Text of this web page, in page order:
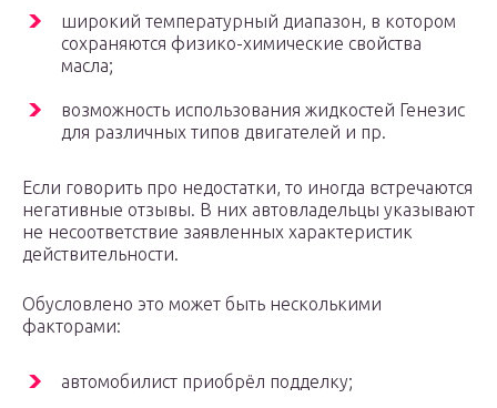
широкий температурный диапазон, в котором
сохраняются физико-химические свойства
масла;
возможность использования жидкостей Генезис
для различных типов двигателей и пр.
Если говорить про недостатки, то иногда встречаются
негативные отзывы. В них автовладельцы указывают
не несоответствие заявленных характеристик
действительности.
Обусловлено это может быть несколькими
факторами:
автомобилист приобрёл подделку;